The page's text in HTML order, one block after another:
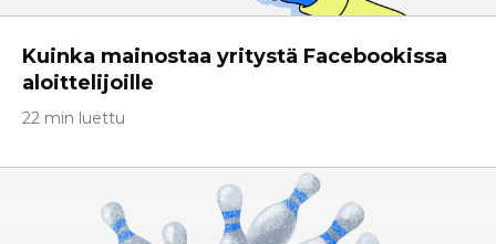
Kuinka mainostaa yritystä Facebookissa
aloittelijoille
22 min luettu